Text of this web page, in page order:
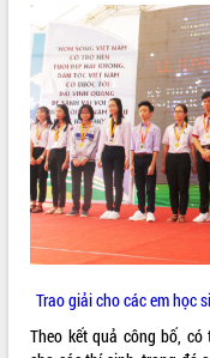
HỆ THỐNG VĂN BẢN
VĂN BẢN HĐND TỈNH
ĐIỂM TIN VĂN BẢN
QUY HOẠCH - KẾ HOẠCH
Trao giải cho các em học
Theo kết quả công bố,